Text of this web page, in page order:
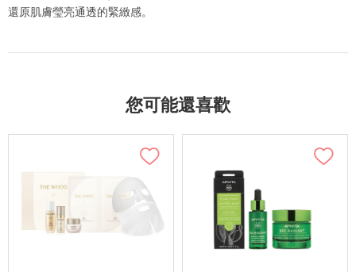
還原肌膚瑩亮通透的緊緻感。
您可能還喜歡